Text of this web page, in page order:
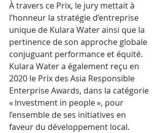
À travers ce Prix, le jury mettait à
l’honneur la stratégie d’entreprise
unique de Kulara Water ainsi que la
pertinence de son approche globale
conjuguant performance et équité.
Kulara Water a également reçu en
2020 le Prix des Asia Responsible
Enterprise Awards, dans la catégorie
« Investment in people », pour
l’ensemble de ses initiatives en
faveur du développement local.